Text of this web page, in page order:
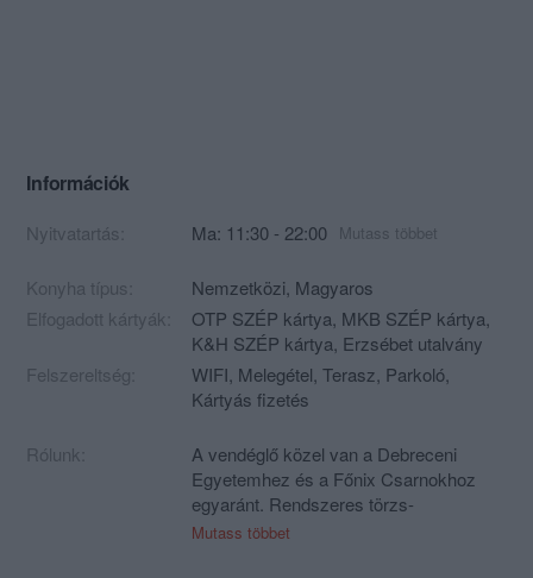
Információk
Nyitvatartás: Ma: 11:30 - 22:00 Mutass többet
Konyha típus: Nemzetközi, Magyaros
Elfogadott kártyák:
OTP SZÉP kártya, MKB SZÉP kártya,
K&H SZÉP kártya, Erzsébet utalvány
Felszereltség:
WIFI, Melegétel, Terasz, Parkoló,
Kártyás fizetés
Rólunk:
A vendéglő közel van a Debreceni
Egyetemhez és a Főnix Csarnokhoz
egyaránt. Rendszeres törzs-
találkozóhelye az itt tanuló diákoknak.
Mutass többet